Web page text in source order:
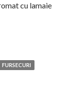
cu lamaie
FURSECURI